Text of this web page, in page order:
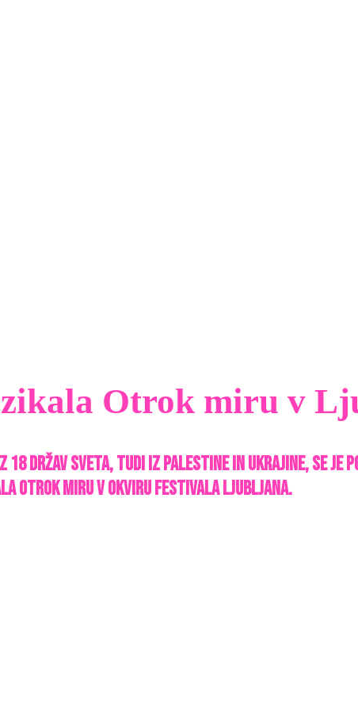
Otrok miru v
držav sveta, tudi iz Palestine in Ukrajine, se je
Otrok miru v okviru Festivala Ljubljana.